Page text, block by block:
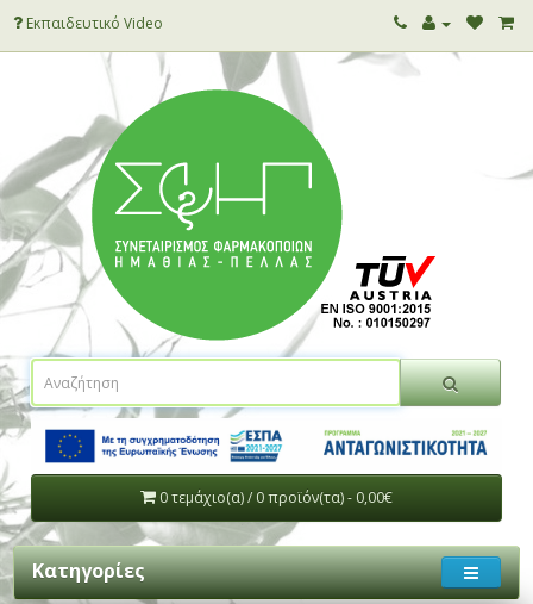
Εκπαιδευτικό Video
0 τεμάχιο(α) / 0 προϊόν(τα) - 0,00€
Κατηγορίες